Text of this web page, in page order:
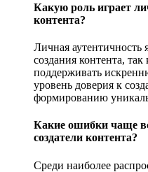
Какую роль играет
контента?
Личная аутентичность
создания контента, так
поддерживать
уровень доверия к
формированию
Какие ошибки чаще
создатели контента?
Среди наиболее